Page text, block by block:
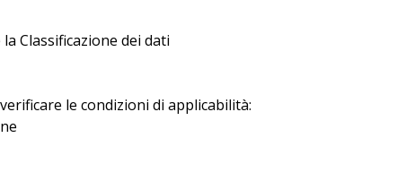
Classificazione dei dati
le condizioni di applicabilità: